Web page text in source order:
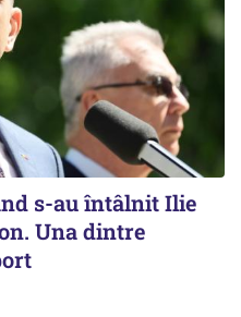
s-au întâlnit Ilie
Una dintre